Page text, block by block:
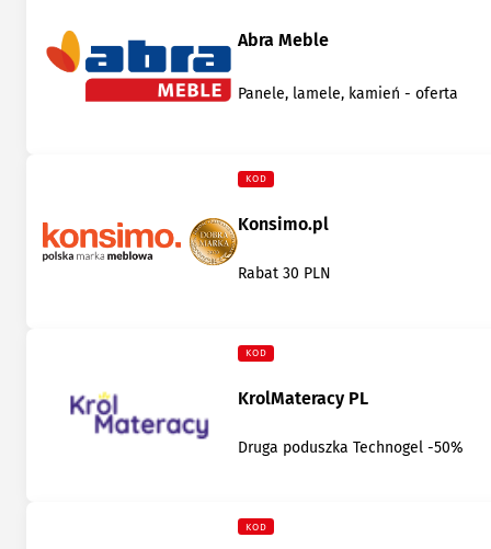
Abra Meble
Panele, lamele, kamień - oferta
KOD
Konsimo.pl
Rabat 30 PLN
KOD
KrolMateracy PL
Druga poduszka Technogel -50%
KOD